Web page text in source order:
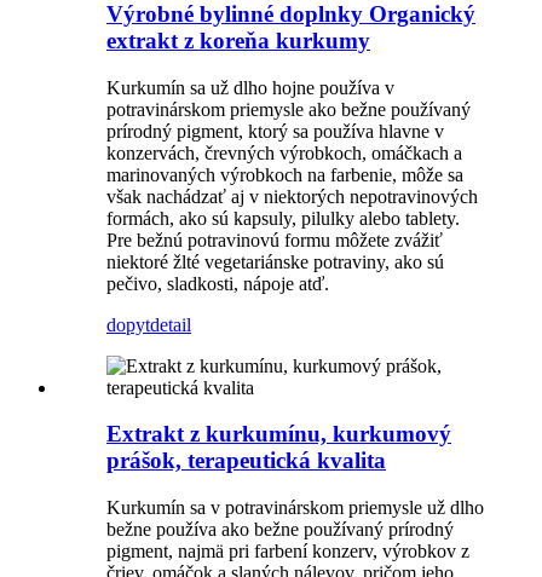
Výrobné bylinné doplnky Organický
extrakt z koreňa kurkumy
Kurkumín sa už dlho hojne používa v
potravinárskom priemysle ako bežne používaný
prírodný pigment, ktorý sa používa hlavne v
konzervách, črevných výrobkoch, omáčkach a
marinovaných výrobkoch na farbenie, môže sa
však nachádzať aj v niektorých nepotravinových
formách, ako sú kapsuly, pilulky alebo tablety.
Pre bežnú potravinovú formu môžete zvážiť
niektoré žlté vegetariánske potraviny, ako sú
pečivo, sladkosti, nápoje atď.
dopytdetail
Extrakt z kurkumínu, kurkumový
prášok, terapeutická kvalita
Kurkumín sa v potravinárskom priemysle už dlho
bežne používa ako bežne používaný prírodný
pigment, najmä pri farbení konzerv, výrobkov z